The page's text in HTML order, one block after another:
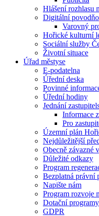
Hlášení rozhlasu
Digitální
Varovný
Hořické kulturní
Sociální služby
Životní situace
Úřad městyse
E-podatelna
Úřední deska
Povinné
Úřední hodiny
Jednání
Informace
Pro
Územní plán
Nejdůležitější
Obecně závazné
Důležité odkazy
Program
Bezplatná právní
Napište nám
Program rozvoje
Dotační programy
GDPR